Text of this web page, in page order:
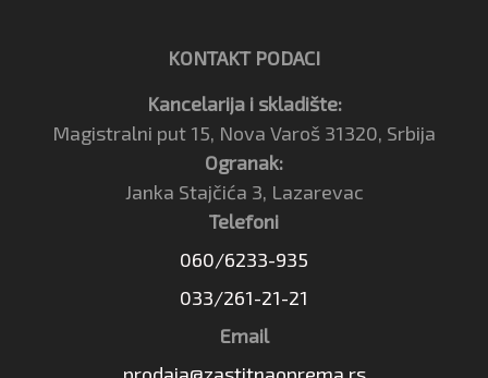
KONTAKT PODACI
Kancelarija i skladište:
Magistralni put 15, Nova Varoš 31320, Srbija
Ogranak:
Janka Stajčića 3, Lazarevac
Telefoni
060/6233-935
033/261-21-21
Email